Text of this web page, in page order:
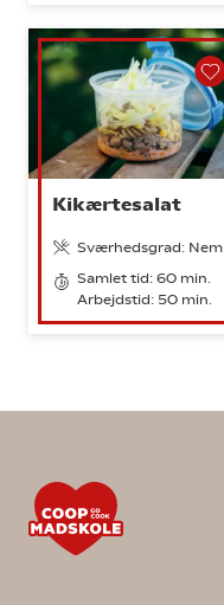
Kikærtesalat
Sværhedsgrad: Nem
Samlet tid: 60 min.
Arbejdstid: 50 min.